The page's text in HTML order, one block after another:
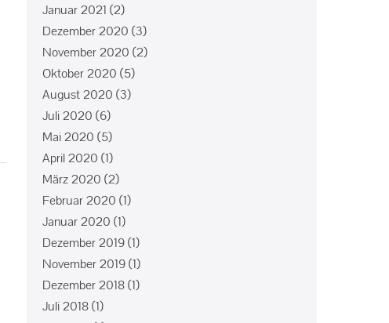
Januar 2021 (2)
Dezember 2020 (3)
November 2020 (2)
Oktober 2020 (5)
August 2020 (3)
Juli 2020 (6)
Mai 2020 (5)
April 2020 (1)
März 2020 (2)
Februar 2020 (1)
Januar 2020 (1)
Dezember 2019(1)
November 2019(1)
Dezember 2018(1)
Juli 2018(1)